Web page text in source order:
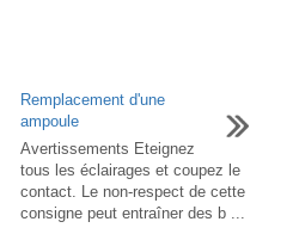
Remplacement d'une
ampoule
Avertissements Eteignez
tous les éclairages et coupez le
contact. Le non-respect de cette
consigne peut entraîner des b ...